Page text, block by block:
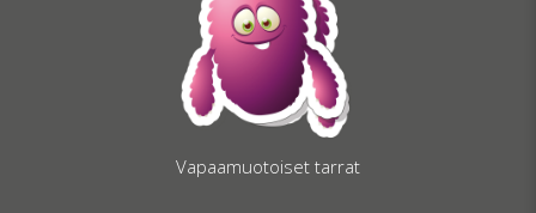
Vapaamuotoiset tarrat